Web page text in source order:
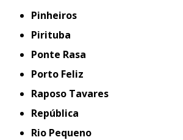
Pinheiros
Pirituba
Ponte Rasa
Porto Feliz
Raposo Tavares
República
Rio Pequeno